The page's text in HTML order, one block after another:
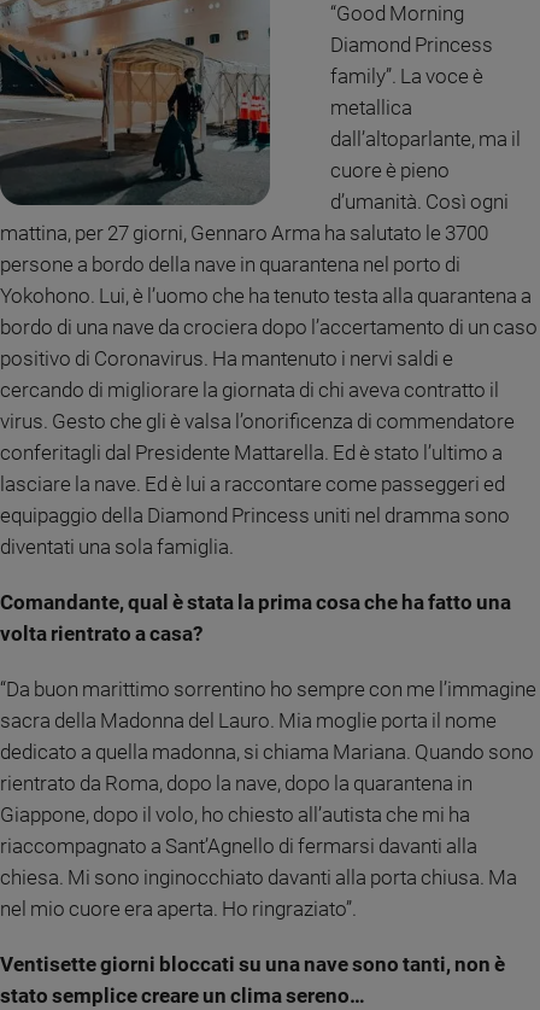
Ambiente
Creato
Volontariato
Aziende
Caso
della
settimana
Migranti
Diversità
e
Costume
Cultura
e
2026
Cinema,
e
Famiglia
ed
e
figli
“Good Morning
Diamond Princess
family”. La voce è
metallica
dall’altoparlante, ma il
cuore è pieno
d’umanità. Così ogni
mattina, per 27 giorni, Gennaro Arma ha salutato le 3700
persone a bordo della nave in quarantena nel porto di
Yokohono. Lui, è l’uomo che ha tenuto testa alla quarantena a
bordo di una nave da crociera dopo l’accertamento di un caso
positivo di Coronavirus. Ha mantenuto i nervi saldi e
cercando di migliorare la giornata di chi aveva contratto il
virus. Gesto che gli è valsa l’onorificenza di commendatore
conferitagli dal Presidente Mattarella. Ed è stato l’ultimo a
lasciare la nave. Ed è lui a raccontare come passeggeri ed
equipaggio della Diamond Princess uniti nel dramma sono
diventati una sola famiglia.
Comandante, qual è stata la prima cosa che ha fatto una
volta rientrato a casa?
“Da buon marittimo sorrentino ho sempre con me l’immagine
sacra della Madonna del Lauro. Mia moglie porta il nome
dedicato a quella madonna, si chiama Mariana. Quando sono
rientrato da Roma, dopo la nave, dopo la quarantena in
Giappone, dopo il volo, ho chiesto all’autista che mi ha
riaccompagnato a Sant’Agnello di fermarsi davanti alla
chiesa. Mi sono inginocchiato davanti alla porta chiusa. Ma
nel mio cuore era aperta. Ho ringraziato”.
Ventisette giorni bloccati su una nave sono tanti, non è
stato semplice creare un clima sereno…